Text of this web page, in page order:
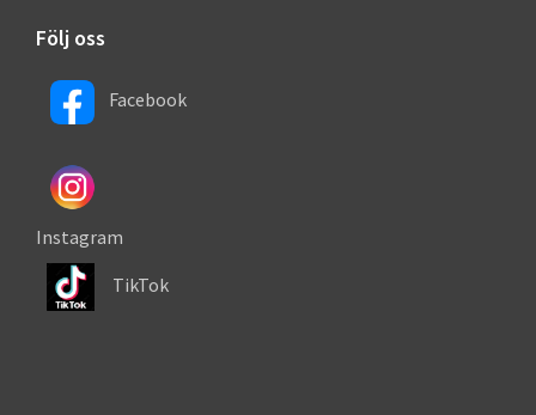
Följ oss
Facebook
Instagram
TikTok